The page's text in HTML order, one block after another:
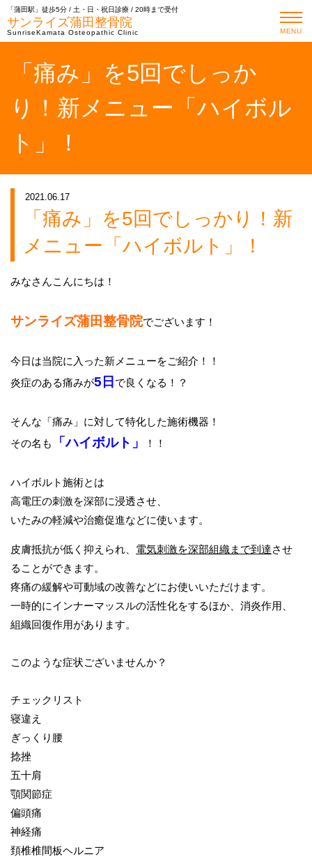
「蒲田駅」徒歩5分 / 土・日・祝日診療 / 20時まで受付
サンライズ蒲田整骨院
SunriseKamata Osteopathic Clinic MENU
「痛み」を5回でしっか
り！新メニュー「ハイボル
ト」！
2021.06.17
「痛み」を5回でしっかり！新
メニュー「ハイボルト」！
みなさんこんにちは！
サンライズ蒲田整骨院でございます！
今日は当院に入った新メニューをご紹介！！
炎症のある痛みが5日 で良くなる！？
そんな「痛み」に対して特化した施術機器！
その名も
「ハイボルト」 ！！
ハイボルト施術とは
高電圧の刺激を深部に浸透させ、
いたみの軽減や治癒促進などに使います。
皮膚抵抗が低く抑えられ、 電気刺激を深部組織まで到達させ
ることができます。
疼痛の緩解や可動域の改善などにお使いいただけます。
一時的にインナーマッスルの活性化をするほか、消炎作用、
組織回復作用があります。
このような症状ございませんか？
チェックリスト
寝違え
ぎっくり腰
捻挫
五十肩
顎関節症
偏頭痛
神経痛
頚椎椎間板ヘルニア